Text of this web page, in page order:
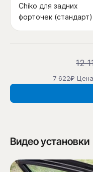
Chiko для задних
форточек (стандарт)
12
7 622₽
Видео установки